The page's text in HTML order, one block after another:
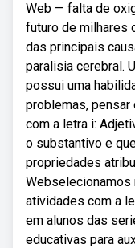
Web — falta de
futuro de milhares
das principais
paralisia cerebral.
possui uma
problemas,
com a letra i:
o substantivo e
propriedades
atividades com a
em alunos das
educativas para